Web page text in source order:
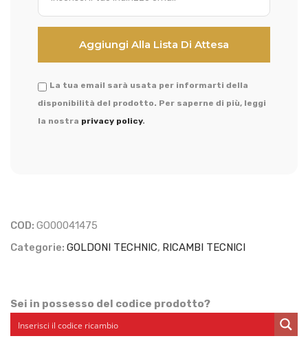
La tua email sarà usata per informarti della
disponibilità del prodotto. Per saperne di più, leggi
la nostra privacy policy.
COD: GO00041475
Categorie: GOLDONI TECHNIC, RICAMBI TECNICI
Sei in possesso del codice prodotto?